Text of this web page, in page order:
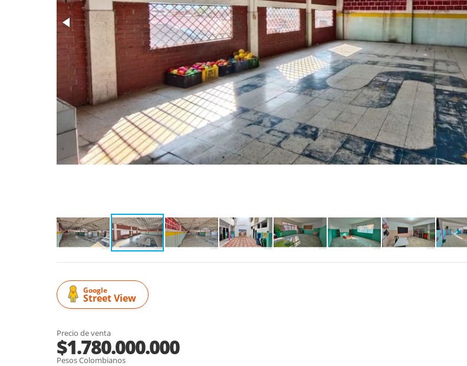
Google
Street View
Precio de venta
$1.780.000.000
Pesos Colombianos